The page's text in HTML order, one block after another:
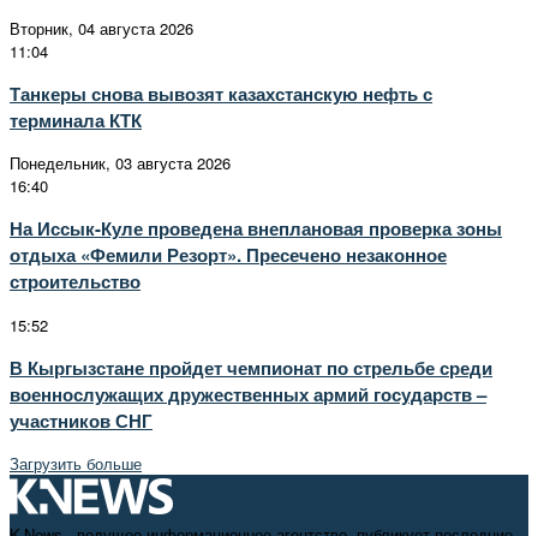
Вторник, 04 августа 2026
11:04
Танкеры снова вывозят казахстанскую нефть с
терминала КТК
Понедельник, 03 августа 2026
16:40
На Иссык-Куле проведена внеплановая проверка зоны
отдыха «Фемили Резорт». Пресечено незаконное
строительство
15:52
В Кыргызстане пройдет чемпионат по стрельбе среди
военнослужащих дружественных армий государств –
участников СНГ
Загрузить больше